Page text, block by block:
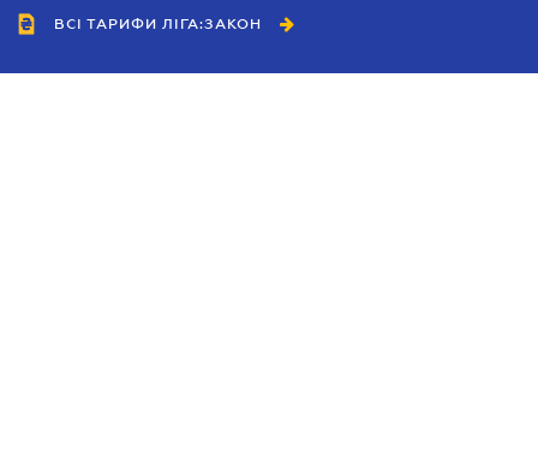
ВСІ ТАРИФИ ЛІГА:ЗАКОН